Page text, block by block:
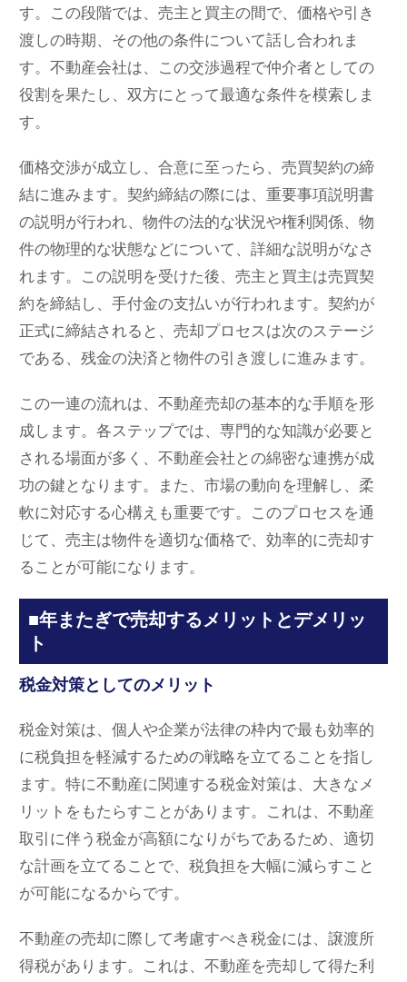
す。この段階では、売主と買主の間で、価格や引き
渡しの時期、その他の条件について話し合われま
す。不動産会社は、この交渉過程で仲介者としての
役割を果たし、双方にとって最適な条件を模索しま
す。
価格交渉が成立し、合意に至ったら、売買契約の締
結に進みます。契約締結の際には、重要事項説明書
の説明が行われ、物件の法的な状況や権利関係、物
件の物理的な状態などについて、詳細な説明がなさ
れます。この説明を受けた後、売主と買主は売買契
約を締結し、手付金の支払いが行われます。契約が
正式に締結されると、売却プロセスは次のステージ
である、残金の決済と物件の引き渡しに進みます。
この一連の流れは、不動産売却の基本的な手順を形
成します。各ステップでは、専門的な知識が必要と
される場面が多く、不動産会社との綿密な連携が成
功の鍵となります。また、市場の動向を理解し、柔
軟に対応する心構えも重要です。このプロセスを通
じて、売主は物件を適切な価格で、効率的に売却す
ることが可能になります。
■年またぎで売却するメリットとデメリッ
ト
税金対策としてのメリット
税金対策は、個人や企業が法律の枠内で最も効率的
に税負担を軽減するための戦略を立てることを指し
ます。特に不動産に関連する税金対策は、大きなメ
リットをもたらすことがあります。これは、不動産
取引に伴う税金が高額になりがちであるため、適切
な計画を立てることで、税負担を大幅に減らすこと
が可能になるからです。
不動産の売却に際して考慮すべき税金には、譲渡所
得税があります。これは、不動産を売却して得た利